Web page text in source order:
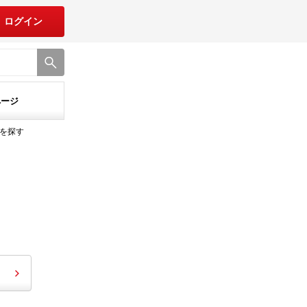
ログイン
ジ
探す